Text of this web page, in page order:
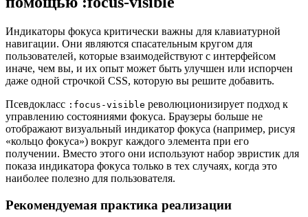
Индикаторы фокуса критически важны для клавиатурной
навигации. Они являются спасательным кругом для
пользователей, которые взаимодействуют с интерфейсом
иначе, чем вы, и их опыт может быть улучшен или испорчен
даже одной строчкой CSS, которую вы решите добавить.
Псевдокласс :focus-visible революционизирует подход к
управлению состояниями фокуса. Браузеры больше не
отображают визуальный индикатор фокуса (например, рисуя
«кольцо фокуса») вокруг каждого элемента при его
получении. Вместо этого они используют набор эвристик для
показа индикатора фокуса только в тех случаях, когда это
наиболее полезно для пользователя.
Рекомендуемая практика реализации